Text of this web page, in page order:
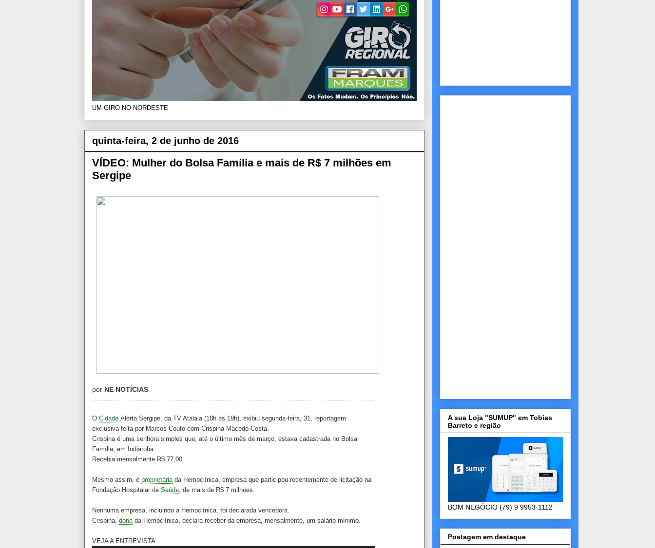
UM GIRO NO NORDESTE
quinta-feira, 2 de junho de 2016
VÍDEO: Mulher do Bolsa Família e mais de R$ 7 milhões em
Sergipe
por NE NOTÍCIAS
O Cidade Alerta Sergipe, da TV Atalaia (18h às 19h), exibiu segunda-feira, 31, reportagem
exclusiva feita por Marcos Couto com Crispina Macedo Costa.
Crispina é uma senhora simples que, até o último mês de março, estava cadastrada no Bolsa
Família, em Indiaroba.
Recebia mensalmente R$ 77,00.
Mesmo assim, é proprietária da Hemoclínica, empresa que participou recentemente de licitação na
Fundação Hospitalar de Saúde , de mais de R$ 7 milhōes.
Nenhuma empresa, incluindo a Hemoclínica, foi declarada vencedora.
Crispina, dona da Hemoclínica, declara receber da empresa, mensalmente, um salário mínimo.
VEJA A ENTREVISTA:
A sua Loja "SUMUP" em Tobias
Barreto e região
BOM NEGÓCIO (79) 9 9953-1112
Postagem em destaque